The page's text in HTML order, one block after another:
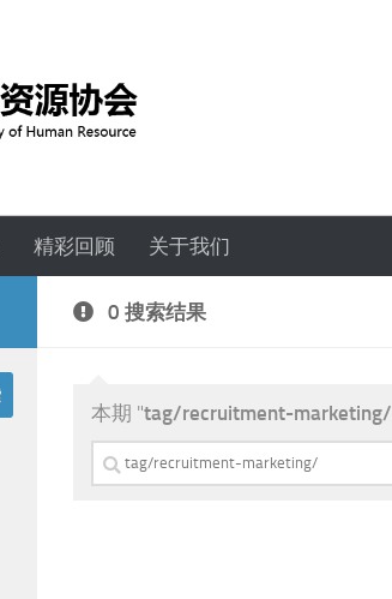
精彩回顾 关于我们
0 搜索结果
本期 "tag/recruitment-marketing/
搜
索：